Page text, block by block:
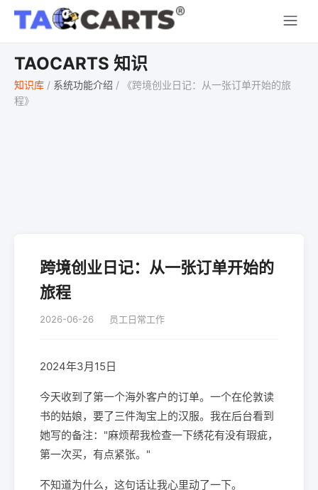
TAOCARTS 知识
知识库 / 系统功能介绍 /
《跨境创业日记：从一张订单开始的旅
程》
跨境创业日记：从一张订单开始的
旅程
2026-06-26 员工日常工作
2024年3月15日
今天收到了第一个海外客户的订单。一个在伦敦读
书的姑娘，要了三件淘宝上的汉服。我在后台看到
她写的备注："麻烦帮我检查一下绣花有没有瑕疵，
第一次买，有点紧张。"
不知道为什么，这句话让我心里动了一下。